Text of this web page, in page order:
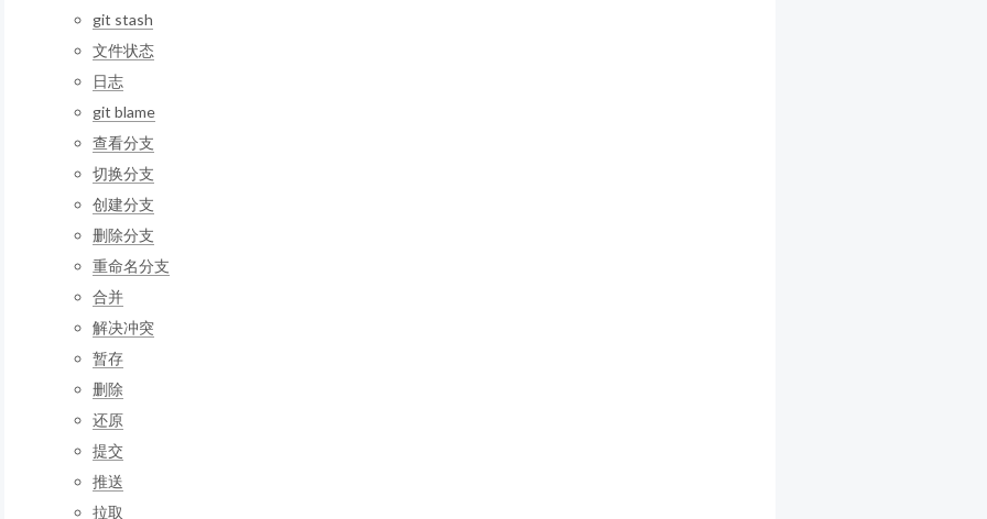
git stash
文件状态
日志
git blame
查看分支
切换分支
创建分支
删除分支
重命名分支
合并
解决冲突
暂存
删除
还原
提交
推送
拉取